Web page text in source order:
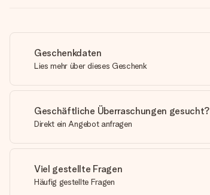
Geschenkdaten
Lies mehr über dieses Geschenk
Geschäftliche Überraschungen gesucht?
Direkt ein Angebot anfragen
Viel gestellte Fragen
Häufig gestellte Fragen